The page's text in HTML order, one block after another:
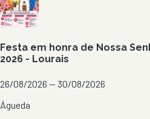
Festa em honra de Nossa
2026 - Lourais
26/08/2026 — 30/08/2026
Águeda